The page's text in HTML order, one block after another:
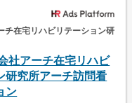
チ在宅リハビリテーション研
社アーチ在宅リハビ
研究所アーチ訪問看
ン